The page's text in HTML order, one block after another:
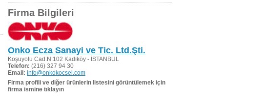
Firma Bilgileri
Onko Ecza Sanayi ve Tic. Ltd.Şti.
Koşuyolu Cad.N:102 Kadıköy - İSTANBUL
Telefon: (216) 327 94 30
Email: info@onkokocsel.com
Firma profili ve diğer ürünlerin listesini görüntülemek için
firma ismine tıklayın